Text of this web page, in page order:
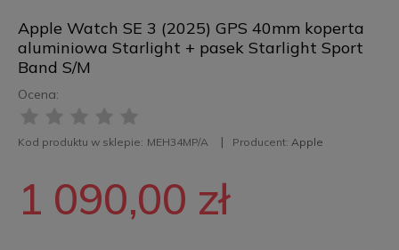
Apple Watch SE 3 (2025) GPS 40mm koperta
aluminiowa Starlight + pasek Starlight Sport
Band S/M
Ocena:
Kod produktu w sklepie: MEH34MP/A Producent: Apple
1 090,00 zł